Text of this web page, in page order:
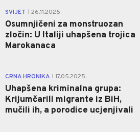
SVIJET 26.11.2025.
Osumnjičeni za monstruozan
zločin: U Italiji uhapšena trojica
Marokanaca
CRNA HRONIKA 17.05.2025.
Uhapšena kriminalna grupa:
Krijumčarili migrante iz BiH,
mučili ih, a porodice ucjenjivali